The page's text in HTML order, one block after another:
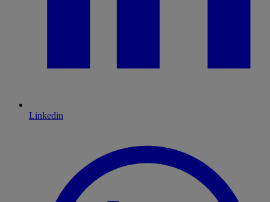
Linkedin